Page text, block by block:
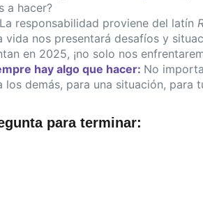
a hacer?
La responsabilidad proviene del latín
vida nos presentará desafíos y
en 2025, ¡no solo nos
hay algo que hacer: No
los demás, para una situación,
para terminar: